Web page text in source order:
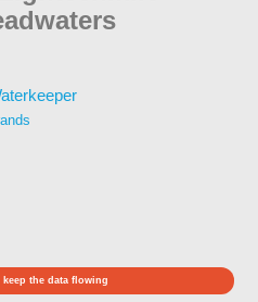
keep the data flowing